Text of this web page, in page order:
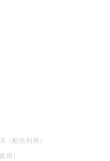
（配信利用）
用）